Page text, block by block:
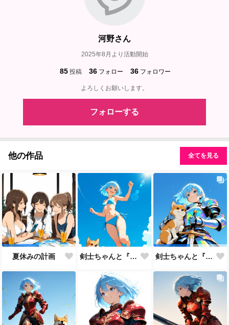
河野さん
2025年8月より活動開始
85 投稿 36 フォロー 36 フォロワー
よろしくお願いします。
フォローする
他の作品 全てを見る
夏休みの計画 剣士ちゃんと『砂浜』 剣士ちゃんと『AIレイド再び』